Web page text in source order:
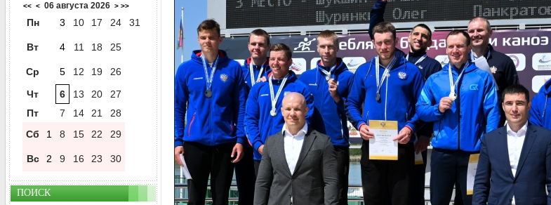
<< < 06 августа 2026 > >>
Пн 3 10 17 24 31
Вт 4 11 18 25
Ср 5 12 19
26
Чт
6 13 20
27
Пт
7 14 21
28
Сб
1 8 15 22 29
Вс 2 9 16 23 30
ПОИСК